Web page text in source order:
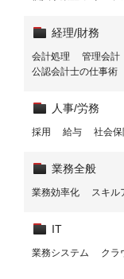
経理/財務
会計処理 管理会計
公認会計士の仕事術
人事/労務
採用 給与 社会
業務全般
業務効率化 スキル
IT
業務システム クラ